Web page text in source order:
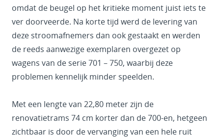
omdat de beugel op het kritieke moment juist iets te
ver doorveerde. Na korte tijd werd de levering van
deze stroomafnemers dan ook gestaakt en werden
de reeds aanwezige exemplaren overgezet op
wagens van de serie 701 – 750, waarbij deze
problemen kennelijk minder speelden.
Met een lengte van 22,80 meter zijn de
renovatietrams 74 cm korter dan de 700-en, hetgeen
zichtbaar is door de vervanging van een hele ruit